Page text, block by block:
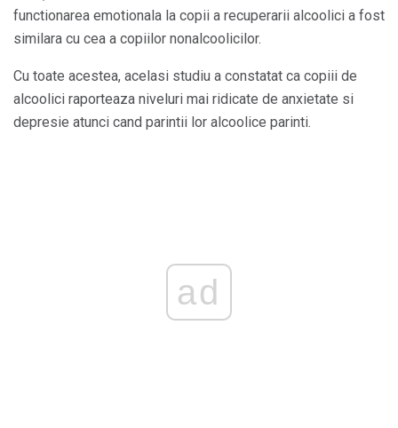
functionarea emotionala la copii a recuperarii alcoolici a fost
similara cu cea a copiilor nonalcoolicilor.
Cu toate acestea, acelasi studiu a constatat ca copiii de
alcoolici raporteaza niveluri mai ridicate de anxietate si
depresie atunci cand parintii lor alcoolice parinti.
ad